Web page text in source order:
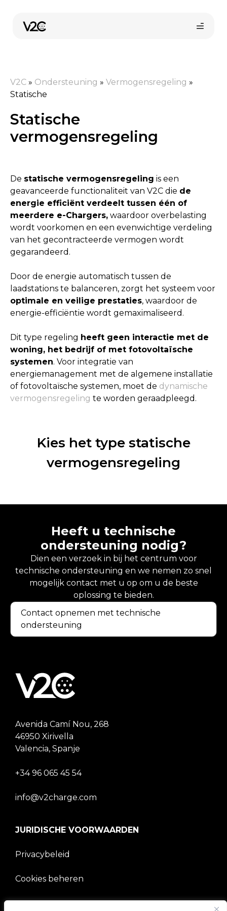
Online kopen
V2C » Ondersteuning » Vermogensregeling »
Statische
Statische
vermogensregeling
De statische vermogensregeling is een
geavanceerde functionaliteit van V2C die de
energie efficiënt verdeelt tussen één of
meerdere e-Chargers, waardoor overbelasting
wordt voorkomen en een evenwichtige verdeling
van het gecontracteerde vermogen wordt
gegarandeerd.
Door de energie automatisch tussen de
laadstations te balanceren, zorgt het systeem voor
optimale en veilige prestaties, waardoor de
energie-efficiëntie wordt gemaximaliseerd.
Dit type regeling heeft geen interactie met de
woning, het bedrijf of met fotovoltaïsche
systemen. Voor integratie van
energiemanagement met de algemene installatie
of fotovoltaïsche systemen, moet de dynamische
vermogensregeling te worden geraadpleegd.
Kies het type statische
vermogensregeling
Heeft u technische
ondersteuning nodig?
Dien een verzoek in bij het centrum voor
technische ondersteuning en we nemen zo snel
mogelijk contact met u op om u de beste
oplossing te bieden.
Contact opnemen met technische
ondersteuning
Avenida Camí Nou, 268
46950 Xirivella
Valencia, Spanje
+34 96 065 45 54
info@v2charge.com
JURIDISCHE VOORWAARDEN
Privacybeleid
Cookies beheren